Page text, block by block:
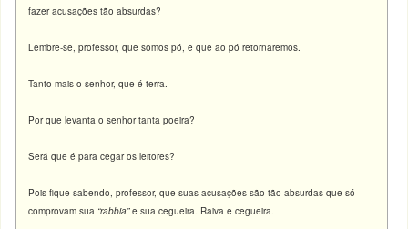
fazer acusações tão absurdas?
Lembre-se, professor, que somos pó, e que ao pó retornaremos.
Tanto mais o senhor, que é terra.
Por que levanta o senhor tanta poeira?
Será que é para cegar os leitores?
Pois fique sabendo, professor, que suas acusações são tão absurdas que só
comprovam sua “rabbia”e sua cegueira. Raiva e cegueira.